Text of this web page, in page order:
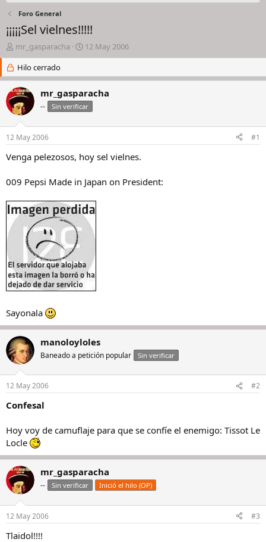
Foro General
¡¡¡¡¡Sel vielnes!!!!!
I
n
c
i
a
d
o
d
e
l
i
o
mr_gasparacha
F
e
h
d
e
i
c
i
12 May 2006
Hilo cerrado
mr_gasparacha
-- Sin verificar
12 May 2006 #1
Venga pelezosos, hoy sel vielnes.
009 Pepsi Made in Japan on President:
Sayonala
manoloyloles
Baneado a petición popular Sin verificar
12 May 2006 #2
Confesal
Hoy voy de camuflaje para que se confíe el enemigo: Tissot Le
Locle
mr_gasparacha
-- Sin verificar Inició el hilo (OP)
12 May 2006 #3
Tlaidol!!!!